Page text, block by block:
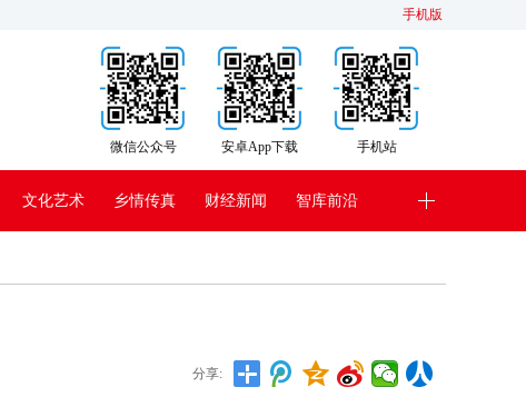
手机版
手机站
安卓App下载
微信公众号
文化艺术 乡情传真 财经新闻 智库前沿
分享: